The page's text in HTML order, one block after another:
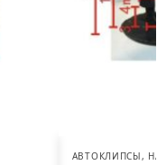
АВТОКЛИПСЫ,